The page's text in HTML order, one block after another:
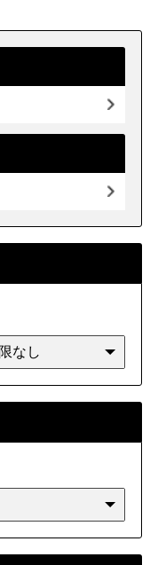
広島県
高知県
長崎県 熊本県
鹿児島県